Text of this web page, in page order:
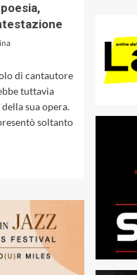
di cantautore
tuttavia
sua opera.
soltanto